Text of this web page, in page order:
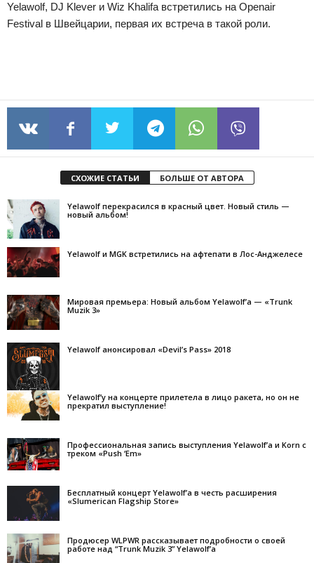
Yelawolf, DJ Klever и Wiz Khalifa встретились на Openair
Festival в Швейцарии, первая их встреча в такой роли.
СХОЖИЕ СТАТЬИ БОЛЬШЕ ОТ АВТОРА
Yelawolf перекрасился в красный цвет. Новый стиль —
новый альбом!
Yelawolf и MGK встретились на афтепати в Лос-Анджелесе
Мировая премьера: Новый альбом Yelawolf’а — «Trunk
Muzik 3»
Yelawolf анонсировал «Devil’s Pass» 2018
Yelawolf’у на концерте прилетела в лицо ракета, но он не
прекратил выступление!
Профессиональная запись выступления Yelawolf’а и Korn с
треком «Push ‘Em»
Бесплатный концерт Yelawolf’а в честь расширения
«Slumerican Flagship Store»
Продюсер WLPWR рассказывает подробности о своей
работе над “Trunk Muzik 3” Yelawolf’а